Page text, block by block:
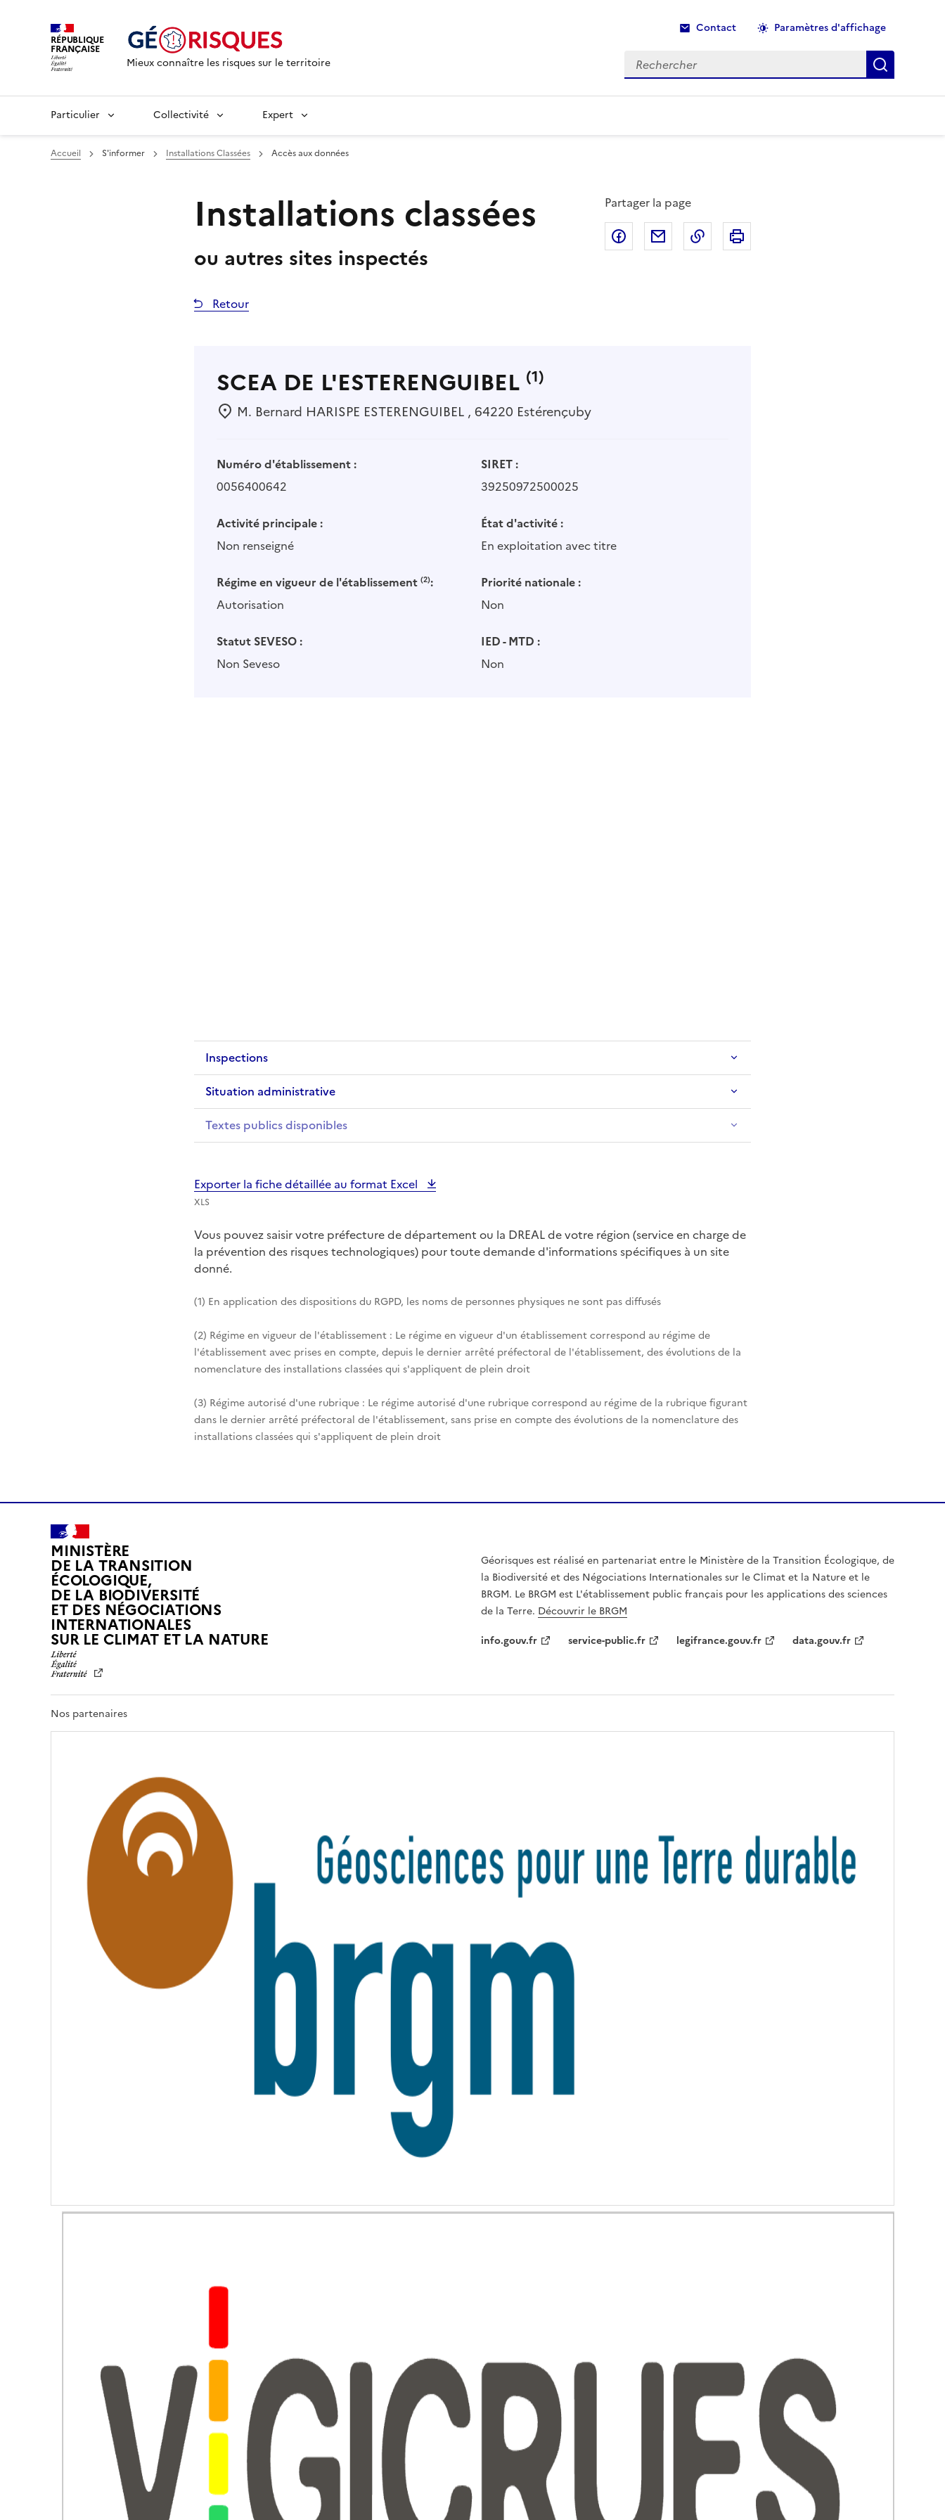
RÉPUBLIQUE
FRANÇAISE
Mieux connaître les risques sur le territoire
Contact Paramètres d'affichage
Rechercher
Recherche
Particulier Collectivité Expert
Accueil S'informer Installations Classées Accès aux données
Installations classées
ou autres sites inspectés
Partager la page
Partager sur Facebook
Partager par emailCopier dans le presse-papier
Retour
SCEA DE L'ESTERENGUIBEL (1)
M. Bernard HARISPE ESTERENGUIBEL , 64220 Estérençuby
Numéro d'établissement :
0056400642
SIRET :
39250972500025
Activité principale :
Non renseigné
État d'activité :
En exploitation avec titre
Régime en vigueur de l'établissement (2):
Autorisation
Priorité nationale :
Non
Statut SEVESO :
Non Seveso
IED - MTD :
Non
Inspections
Situation administrative
Textes publics disponibles
Exporter la fiche détaillée au format Excel
XLS
Vous pouvez saisir votre préfecture de département ou la DREAL de votre région (service en charge de
la prévention des risques technologiques) pour toute demande d'informations spécifiques à un site
donné.
(1) En application des dispositions du RGPD, les noms de personnes physiques ne sont pas diffusés
(2) Régime en vigueur de l'établissement : Le régime en vigueur d'un établissement correspond au régime de
l'établissement avec prises en compte, depuis le dernier arrêté préfectoral de l'établissement, des évolutions de la
nomenclature des installations classées qui s'appliquent de plein droit
(3) Régime autorisé d'une rubrique : Le régime autorisé d'une rubrique correspond au régime de la rubrique figurant
dans le dernier arrêté préfectoral de l'établissement, sans prise en compte des évolutions de la nomenclature des
installations classées qui s'appliquent de plein droit
MINISTÈRE
DE LA TRANSITION
ÉCOLOGIQUE,
DE LA BIODIVERSITÉ
ET DES NÉGOCIATIONS
INTERNATIONALES
SUR LE CLIMAT ET LA NATUREL
R
É
R
R
N
T
Géorisques est réalisé en partenariat entre le Ministère de la Transition Écologique, de
la Biodiversité et des Négociations Internationales sur le Climat et la Nature et le
BRGM. Le BRGM est L'établissement public français pour les applications des sciences
de la Terre. Découvrir le BRGM
info.gouv.fr
service-public.fr legifrance.gouv.fr data.gouv.fr
Nos partenaires